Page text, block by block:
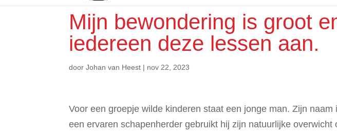
Mijn bewondering is groot
iedereen deze lessen aan.
doorJohan van Heest | nov 22, 2023
Voor een groepje wilde kinderen staat een jonge man. Zijn
een ervaren schapenherder gebruikt hij zijn natuurlijke